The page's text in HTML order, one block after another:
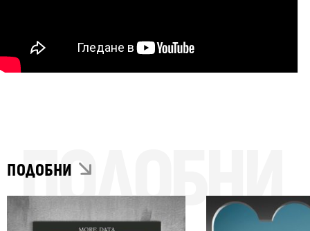
ПОДОБНИ
ПОДОБНИ